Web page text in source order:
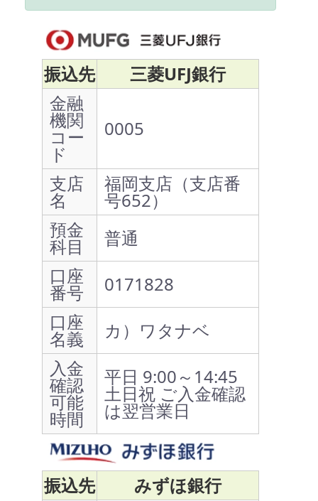
振込先
三菱UFJ銀行
金融
機関
コー
ド
0005
支店
名
福岡支店（支店番
号652）
預金
科目
普通
口座
番号
0171828
口座
名義
カ）ワタナベ
入金
確認
可能
時間
平日 9:00～14:45
土日祝 ご入金確認
は翌営業日
振込先
みずほ銀行